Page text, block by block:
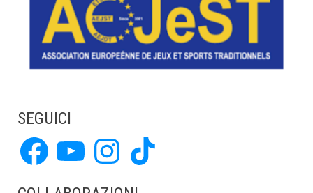
SEGUICI
FacebookYouTube Instagram TikTok